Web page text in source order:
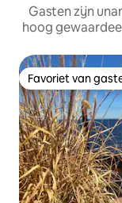
Gasten zijn
hoog
Favoriet van
Favoriet van